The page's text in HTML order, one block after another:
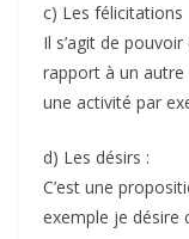
c) Les félicitations
Il s’agit de
rapport à un
une activité par
d) Les désirs :
C’est une
exemple je désire